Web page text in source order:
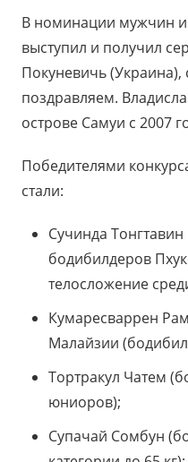
В номинации мужчин
выступил и получил
Покуневичь
поздравляем.
острове Самуи с 2007
Победителями
стали:
Сучинда
бодибилдеров
телосложение
Кумаресваррен
Малайзии
Тортракул Чатем
юниоров);
Супачай Сомбун